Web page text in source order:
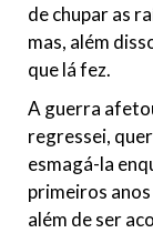
de chupar as
mas, além
que lá fez.
A guerra
regressei,
esmagá-la
primeiros
além de ser